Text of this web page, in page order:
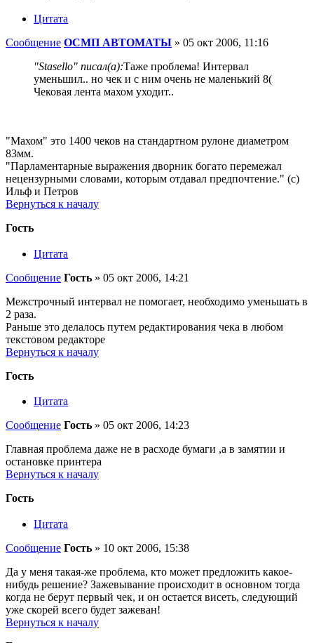
Цитата
Сообщение ОСМП АВТОМАТЫ » 05 окт 2006, 11:16
"Stasello" писал(а):Таже проблема! Интервал
уменьшил.. но чек и с ним очень не маленький 8(
Чековая лента махом уходит..
"Махом" это 1400 чеков на стандартном рулоне диаметром
83мм.
"Парламентарные выражения дворник богато перемежал
нецензурными словами, которым отдавал предпочтение." (с)
Ильф и Петров
Вернуться к началу
Гость
Цитата
Сообщение Гость » 05 окт 2006, 14:21
Межстрочный интервал не помогает, необходимо уменьшать в
2 раза.
Раньше это делалось путем редактирования чека в любом
текстовом редакторе
Вернуться к началу
Гость
Цитата
Сообщение Гость » 05 окт 2006, 14:23
Главная проблема даже не в расходе бумаги ,а в замятии и
остановке принтера
Вернуться к началу
Гость
Цитата
Сообщение Гость » 10 окт 2006, 15:38
Да у меня такая-же проблема, кто может предложить какое-
нибудь решение? Зажевывание происходит в основном тогда
когда не берут первый чек, и он остается висеть, следующий
уже скорей всего будет зажеван!
Вернуться к началу